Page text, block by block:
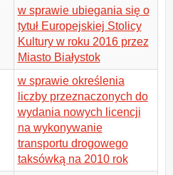
w sprawie ubiegania się o
tytuł Europejskiej Stolicy
Kultury w roku 2016 przez
Miasto Białystok
w sprawie określenia
liczby przeznaczonych do
wydania nowych licencji
na wykonywanie
transportu drogowego
taksówką na 2010 rok